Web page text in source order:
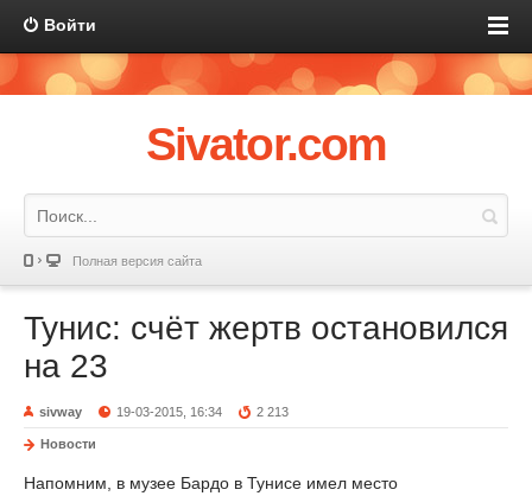
Войти
Sivator.com
Полная версия сайта
Тунис: счёт жертв остановился
на 23
sivway 19-03-2015, 16:34 2 213
Новости
Напомним, в музее Бардо в Тунисе имел место